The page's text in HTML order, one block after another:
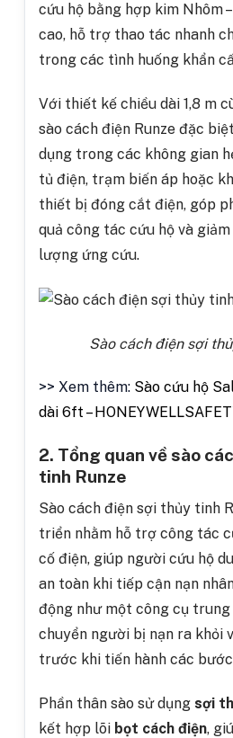
cứu hộ bằng hợp kim Nhôm
cao, hỗ trợ thao tác nhanh
trong các tình huống khẩn
Với thiết kế chiều dài 1,8 m
sào cách điện Runze đặc
dụng trong các không gian
tủ điện, trạm biến áp hoặc
thiết bị đóng cắt điện, góp
quả công tác cứu hộ và
lượng ứng cứu.
Sào cách điện sợi
>> Xem thêm: Sào cứu hộ
dài 6ft –
2. Tổng quan về sào
tinh Runze
Sào cách điện sợi thủy tinh
triển nhằm hỗ trợ công tác
cố điện, giúp người cứu hộ
an toàn khi tiếp cận nạn
động như một công cụ
chuyển người bị nạn ra khỏi
trước khi tiến hành các
Phần thân sào sử dụng sợi
kết hợp lõi bọt cách điện,